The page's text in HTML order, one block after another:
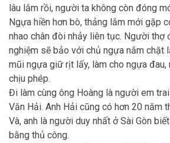
lâu lắm rồi, người ta không còn đóng
Ngựa hiền hơn bò, thảng lắm mới gặp
nhao chân đòi nhảy liên tục. Người thợ
nghiệm sẽ bảo với chủ ngựa nắm chặt
mũi ngựa giữ rịt lấy, làm cho ngựa
chịu phép.
Đi làm cùng ông Hoàng là người em
Văn Hải. Anh Hải cũng có hơn 20 năm
Và, anh là người duy nhất ở Sài Gòn
bằng thủ công.